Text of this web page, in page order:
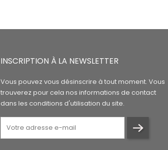
INSCRIPTION À LA NEWSLETTER
Vous pouvez vous désinscrire à tout moment. Vous
trouverez pour cela nos informations de contact
dans les conditions d'utilisation du site.